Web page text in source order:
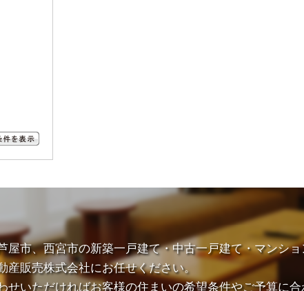
屋市、西宮市の新築一戸建て・中古一戸建て・マンシ
産販売株式会社にお任せください。
せいただければお客様の住まいの希望条件やご予算に